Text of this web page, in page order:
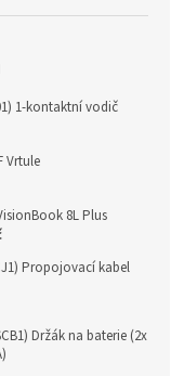
1-kontaktní vodič
Vrtule
8L Plus
Propojovací kabel
Držák na baterie (2x